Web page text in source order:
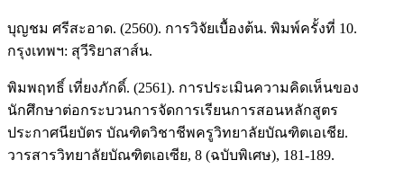
บุญชม ศรีสะอาด. (2560). การวิจัยเบื้องต้น. พิมพ์ครั้งที่ 10.
กรุงเทพฯ: สุวีริยาสาส์น.
พิมพฤทธิ์ เที่ยงภักดิ์. (2561). การประเมินความคิดเห็นของ
นักศึกษาต่อกระบวนการจัดการเรียนการสอนหลักสูตร
ประกาศนียบัตร บัณฑิตวิชาชีพครูวิทยาลัยบัณฑิตเอเชีย.
วารสารวิทยาลัยบัณฑิตเอเซีย, 8 (ฉบับพิเศษ), 181-189.